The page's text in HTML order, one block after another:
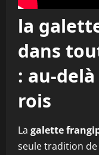
la
dans
: au-
rois
La galette
seule tradition de